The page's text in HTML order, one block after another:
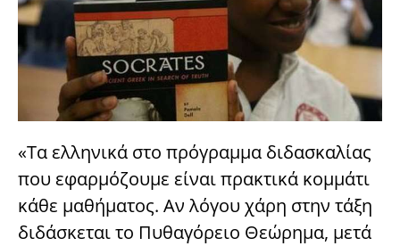
«Τα ελληνικά στο πρόγραμμα διδασκαλίας
που εφαρμόζουμε είναι πρακτικά κομμάτι
κάθε μαθήματος. Αν λόγου χάρη στην τάξη
διδάσκεται το Πυθαγόρειο Θεώρημα, μετά